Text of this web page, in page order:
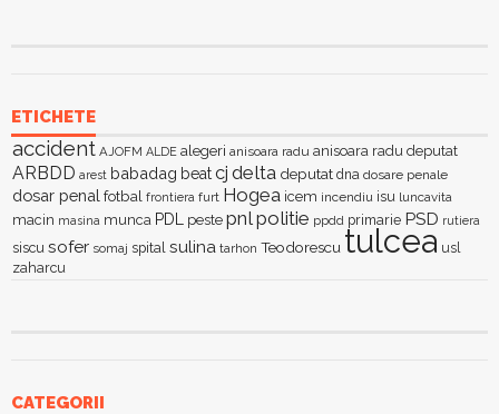
ETICHETE
accident AJOFM ALDE alegeri anisoara radu anisoara radu deputat
ARBDD arest babadag beatcj delta deputat dna dosare penale
dosar penal fotbal frontiera furt Hogea icem incendiu isu luncavita
macin masina munca PDL peste pnlpolitie ppdd primarie PSD rutiera
siscu sofer somaj spital sulina tarhon Teodorescu tulcea usl
zaharcu
CATEGORII